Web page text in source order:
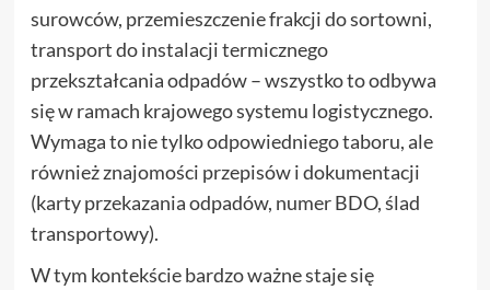
surowców, przemieszczenie frakcji do sortowni,
transport do instalacji termicznego
przekształcania odpadów – wszystko to odbywa
się w ramach krajowego systemu logistycznego.
Wymaga to nie tylko odpowiedniego taboru, ale
również znajomości przepisów i dokumentacji
(karty przekazania odpadów, numer BDO, ślad
transportowy).
W tym kontekście bardzo ważne staje się